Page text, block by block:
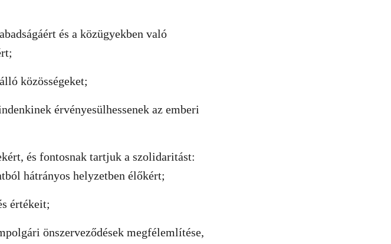
és a közügyekben való
közösségeket;
érvényesülhessenek az emberi
és fontosnak tartjuk a szolidaritást:
hátrányos helyzetben élőkért;
értékeit;
önszerveződések megfélemlítése,